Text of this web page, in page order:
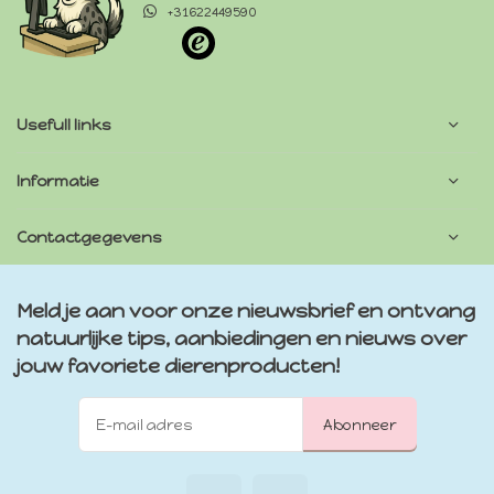
+31622449590
Usefull links
Informatie
Contactgegevens
Meld je aan voor onze nieuwsbrief en ontvang
natuurlijke tips, aanbiedingen en nieuws over
jouw favoriete dierenproducten!
Abonneer